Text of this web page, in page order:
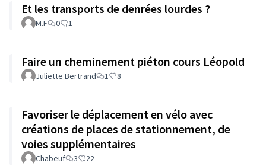
Et les transports de denrées lourdes ?
M.F 0 1
Faire un cheminement piéton cours Léopold
Juliette Bertrand 1 8
Favoriser le déplacement en vélo avec
créations de places de stationnement, de
voies supplémentaires
Chabeuf 3 22